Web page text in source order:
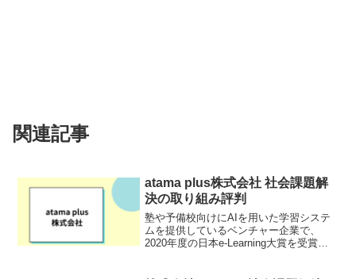
関連記事
atama plus株式会社 社会課題解
決の取り組み評判
塾や予備校向けにAIを用いた学習システ
ムを提供しているベンチャー企業で、
2020年度の日本e-Learning大賞を受賞し